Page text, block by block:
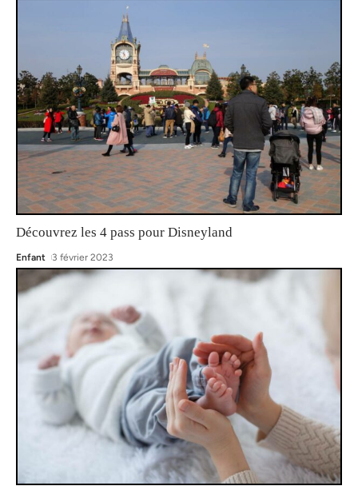
Découvrez les 4 pass pour Disneyland
Enfant 3 février 2023